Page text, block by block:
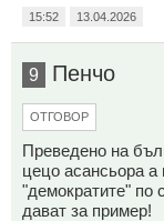
15:52 13.04.2026
9 Пенчо
ОТГОВОР
Преведено на
цецо асансьора а
"демократите" по
дават за пример!